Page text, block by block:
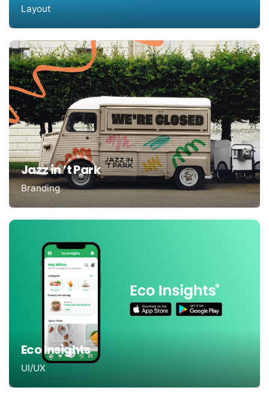
Layout
Jazz in ’t Park
Branding
Eco Insights
UI/UX